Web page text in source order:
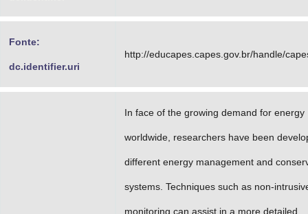
Fonte:
dc.identifier.uri
http://educapes.capes.gov.br/handle/
In face of the growing demand for energy
worldwide, researchers have been
different energy management and
systems. Techniques such as non-
monitoring can assist in a more detailed